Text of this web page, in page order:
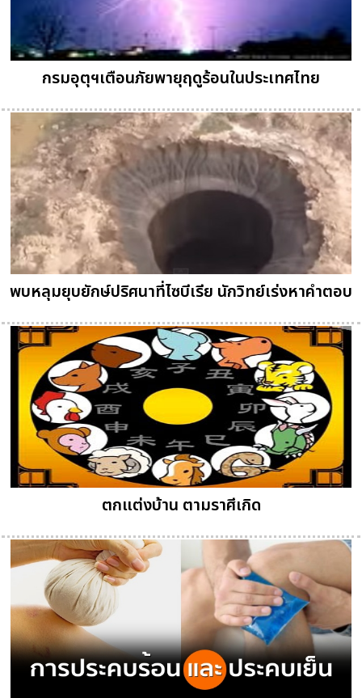
กรมอุตุฯเตือนภัยพายุฤดูร้อนในประเทศไทย
พบหลุมยุบยักษ์ปริศนาที่ไซบีเรีย นักวิทย์เร่งหาคำตอบ
ตกแต่งบ้าน ตามราศีเกิด